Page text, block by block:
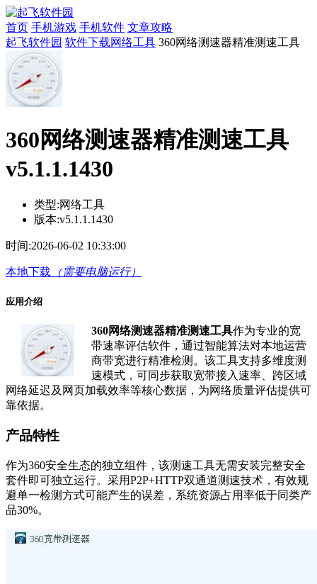
首页 手机游戏 手机软件 文章攻略
起飞软件园 软件下载网络工具 360网络测速器精准测速工具
360网络测速器精准测速工具
v5.1.1.1430
类型:网络工具
版本:v5.1.1.1430
时间:2026-06-02 10:33:00
本地下载 （需要电脑运行）
应用介绍
360网络测速器精准测速工具作为专业的宽
带速率评估软件，通过智能算法对本地运营
商带宽进行精准检测。该工具支持多维度测
速模式，可同步获取宽带接入速率、跨区域
网络延迟及网页加载效率等核心数据，为网络质量评估提供可
靠依据。
产品特性
作为360安全生态的独立组件，该测速工具无需安装完整安全
套件即可独立运行。采用P2P+HTTP双通道测速技术，有效规
避单一检测方式可能产生的误差，系统资源占用率低于同类产
品30%。